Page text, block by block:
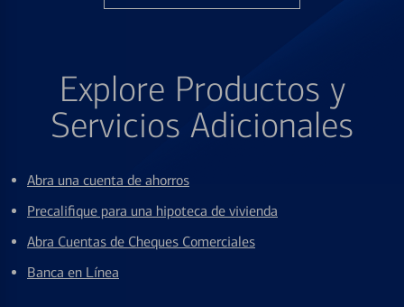
Explore Productos y
Servicios Adicionales
Abra una cuenta de ahorros
Precalifique para una hipoteca de vivienda
Abra Cuentas de Cheques Comerciales
Banca en Línea